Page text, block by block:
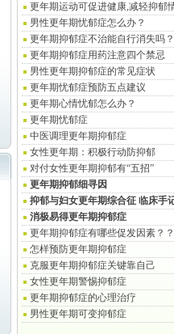
更年期运动可促进健康,减轻抑郁
男性更年期忧郁症怎么办？
更年期抑郁症不治能自行消失吗？
更年期抑郁症用药注意四个禁忌
男性更年期抑郁症的常见症状
更年期忧郁症预防五点建议
更年期心情忧郁怎么办？
更年期忧郁症
中医调理更年期抑郁症
女性更年期：积极行动防抑郁
对付女性更年期抑郁有“五招”
更年期抑郁细寻因
抑郁与妇女更年期综合征 临床手
消极易得更年期抑郁症
更年期抑郁症有哪些促发因素？？
怎样预防更年期抑郁症
克服更年期抑郁症关键靠自己
女性更年期警惕抑郁症
更年期抑郁症的心理治疗
男性更年期可变抑郁症